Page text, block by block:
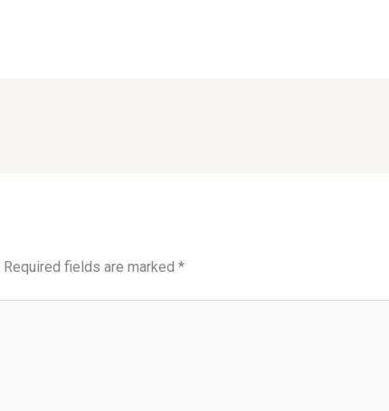
Required fields are marked *